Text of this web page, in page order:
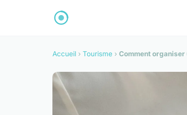
Accueil › Tourisme › Comment